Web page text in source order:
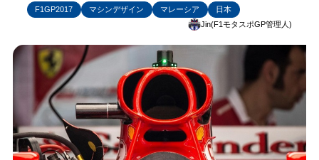
F1GP2017 マシンデザイン マレーシア
日本
Jin(F1モタスポGP管理人)